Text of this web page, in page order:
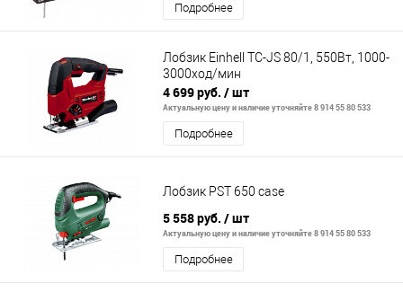
Подробнее
Лобзик Einhell TC-JS 80/1, 550Вт, 1000-
3000ход/мин
4 699 руб. / шт
Актуальную цену и наличие уточняйте 8 914 55 80 533
Подробнее
Лобзик PST 650 case
5 558 руб. / шт
Актуальную цену и наличие уточняйте 8 914 55 80 533
Подробнее